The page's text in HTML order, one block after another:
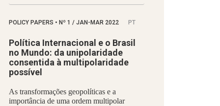
POLICY PAPERS • Nº 1 / JAN-MAR 2022 PT
Política Internacional e o Brasil
no Mundo: da unipolaridade
consentida à multipolaridade
possível
As transformações geopolíticas e a
importância de uma ordem multipolar